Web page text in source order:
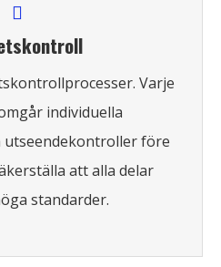
Varje
individuella
före
att alla delar
standarder.